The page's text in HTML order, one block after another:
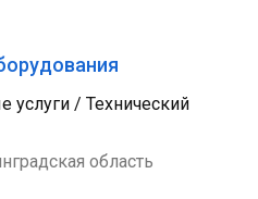
/ Технический
область